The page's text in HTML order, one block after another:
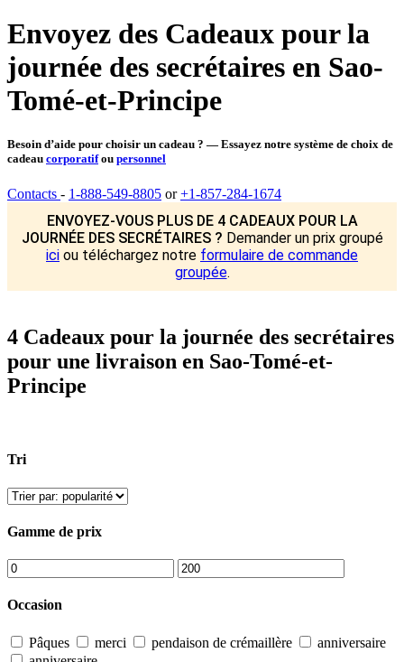
Envoyez des Cadeaux pour la
journée des secrétaires en Sao-
Tomé-et-Principe
Besoin d’aide pour choisir un cadeau ? — Essayez notre système de choix de
cadeau corporatifou personnel
Contacts - 1-888-549-8805 or+1-857-284-1674
ENVOYEZ-VOUS PLUS DE 4 CADEAUX POUR LA
JOURNÉE DES SECRÉTAIRES ? Demander un prix groupé
ici ou téléchargez notre formulaire de commande
groupée.
4 Cadeaux pour la journée des secrétaires
pour une livraison en Sao-Tomé-et-
Principe
Tri
Gamme de prix
Occasion
Pâques merci pendaison de crémaillère
anniversaire